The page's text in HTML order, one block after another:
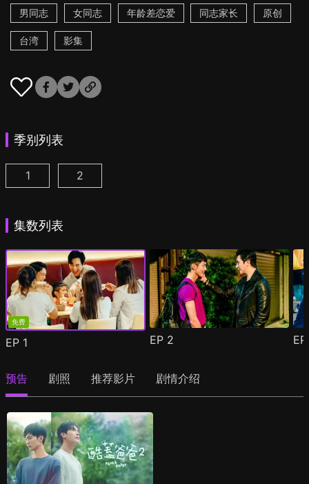
男同志
女同志 年龄差恋爱 同志家长 原创
台湾 影集
季别列表
酷盖爸爸 第1集
1 酷盖爸爸 第2季 第1集
2
集数列表
免费
EP 1 EP 2
预告 剧照 推荐影片 剧情介绍